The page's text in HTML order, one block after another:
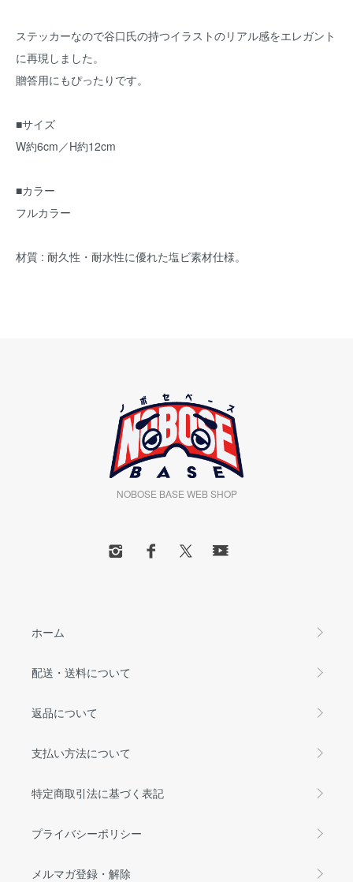
ステッカーなので谷口氏の持つイラストのリアル感をエレガント
に再現しました。
贈答用にもぴったりです。
■サイズ
W約6cm／H約12cm
■カラー
フルカラー
材質 : 耐久性・耐水性に優れた塩ビ素材仕様。
NOBOSE BASE WEB SHOP
ホーム
配送・送料について
返品について
支払い方法について
特定商取引法に基づく表記
プライバシーポリシー
メルマガ登録・解除